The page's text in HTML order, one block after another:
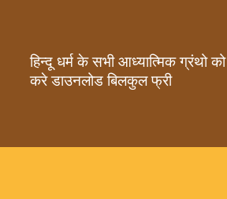
हिन्दू धर्म के सभी आध्यात्मिक ग्रंथो को
करे डाउनलोड बिलकुल फ्री